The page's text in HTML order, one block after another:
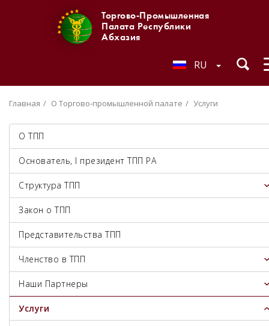
Торгово-Промышленная
Палата Республики
Абхазия
RU
Главная О Торгово-промышленной палате Услуги
О ТПП
Основатель, I президент ТПП РА
Структура ТПП
Закон о ТПП
Представительства ТПП
Членство в ТПП
Наши Партнеры
Услуги